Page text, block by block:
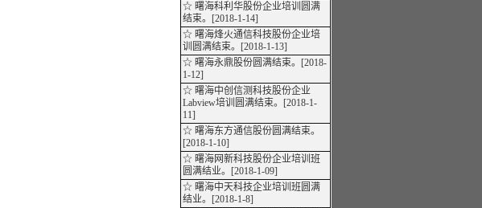
☆ 曙海科利华股份企业培训圆满
结束。[2018-1-14]
☆ 曙海烽火通信科技股份企业培
训圆满结束。[2018-1-13]
☆ 曙海永鼎股份圆满结束。[2018-
1-12]
☆ 曙海中创信测科技股份企业
Labview培训圆满结束。[2018-1-
11]
☆ 曙海东方通信股份圆满结束。
[2018-1-10]
☆ 曙海网新科技股份企业培训班
圆满结业。[2018-1-09]
☆ 曙海中天科技企业培训班圆满
结业。[2018-1-8]